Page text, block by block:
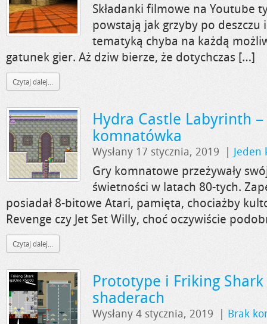
Składanki filmowe na Youtube
powstają jak grzyby po
tematyką chyba na każdą
gatunek gier. Aż dziw bierze, że dotychczas […]
Czytaj dalej...
Hydra Castle Labyrinth
komnatówka
Wysłany 17 stycznia, 2019 | Jeden
Gry komnatowe przeżywały
świetności w latach 80-tych.
posiadał 8-bitowe Atari, pamięta, chociażby
Revenge czy Jet Set Willy, choć oczywiście
Czytaj dalej...
Prototype i Friking
shaderach
Wysłany 4 stycznia, 2019 | Brak